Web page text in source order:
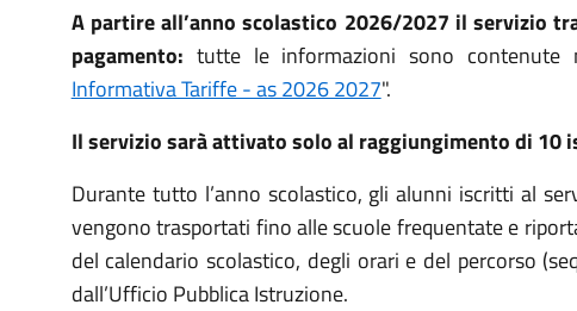
A partire all’anno scolastico 2026/2027 il servizio
pagamento: tutte le informazioni sono contenute
Informativa Tariffe - as 2026 2027".
Il servizio sarà attivato solo al raggiungimento di 10
Durante tutto l’anno scolastico, gli alunni iscritti al
vengono trasportati fino alle scuole frequentate e
del calendario scolastico, degli orari e del percorso
dall’Ufficio Pubblica Istruzione.